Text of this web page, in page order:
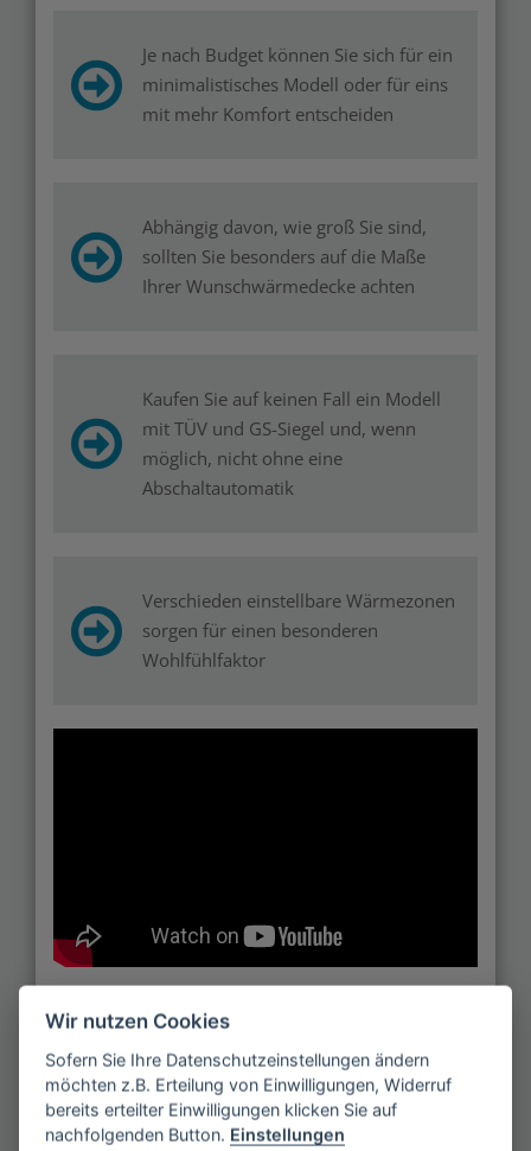
Je nach Budget können Sie sich für ein
minimalistisches Modell oder für eins
mit mehr Komfort entscheiden
Abhängig davon, wie groß Sie sind,
sollten Sie besonders auf die Maße
Ihrer Wunschwärmedecke achten
Kaufen Sie auf keinen Fall ein Modell
mit TÜV und GS-Siegel und, wenn
möglich, nicht ohne eine
Abschaltautomatik
Verschieden einstellbare Wärmezonen
sorgen für einen besonderen
Wohlfühlfaktor
Besser als ihr Ruf
Es ist noch nicht allzu lange her, dass die elektrische
Heizdecke als gesundheitsschädlich verrufen war.
Ihre Benutzung soll dazu führen, sich schneller zu
Wir nutzen Cookies
Sofern Sie Ihre Datenschutzeinstellungen ändern
möchten z.B. Erteilung von Einwilligungen, Widerruf
bereits erteilter Einwilligungen klicken Sie auf
nachfolgenden Button. Einstellungen